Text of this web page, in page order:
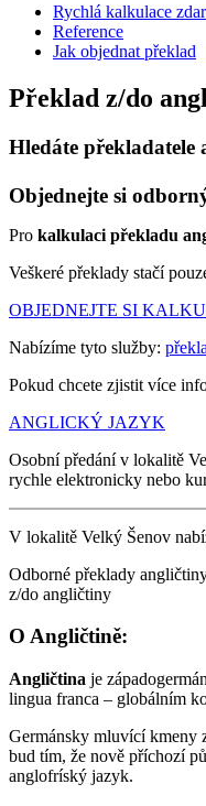
Rychlá kalkulace
Reference
Jak objednat překlad
Překlad z/do
Hledáte překladatele
Objednejte si
Pro kalkulaci překladu
Veškeré překlady stačí
OBJEDNEJTE SI
Nabízíme tyto služby:
Pokud chcete zjistit více
ANGLICKÝ JAZYK
Osobní předání v lokalitě
rychle elektronicky nebo
V lokalitě Velký Šenov
Odborné překlady
z/do angličtiny
O Angličtině:
Angličtina je
lingua franca – globálním
Germánsky mluvící kmeny
bud tím, že nově příchozí
anglofríský jazyk.